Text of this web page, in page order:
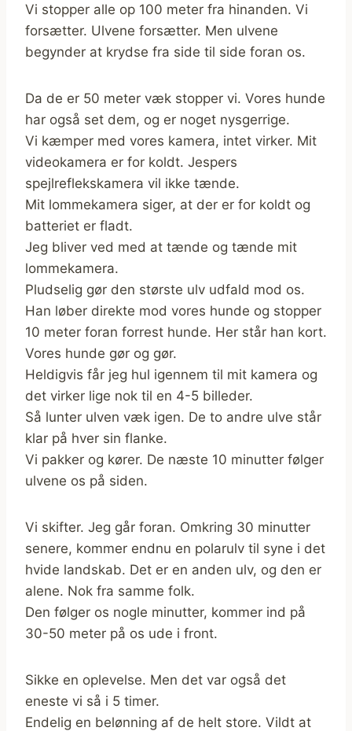
Vi stopper alle op 100 meter fra hinanden. Vi
forsætter. Ulvene forsætter. Men ulvene
begynder at krydse fra side til side foran os.
Da de er 50 meter væk stopper vi. Vores hunde
har også set dem, og er noget nysgerrige.
Vi kæmper med vores kamera, intet virker. Mit
videokamera er for koldt. Jespers
spejlreflekskamera vil ikke tænde.
Mit lommekamera siger, at der er for koldt og
batteriet er fladt.
Jeg bliver ved med at tænde og tænde mit
lommekamera.
Pludselig gør den største ulv udfald mod os.
Han løber direkte mod vores hunde og stopper
10 meter foran forrest hunde. Her står han kort.
Vores hunde gør og gør.
Heldigvis får jeg hul igennem til mit kamera og
det virker lige nok til en 4-5 billeder.
Så lunter ulven væk igen. De to andre ulve står
klar på hver sin flanke.
Vi pakker og kører. De næste 10 minutter følger
ulvene os på siden.
Vi skifter. Jeg går foran. Omkring 30 minutter
senere, kommer endnu en polarulv til syne i det
hvide landskab. Det er en anden ulv, og den er
alene. Nok fra samme folk.
Den følger os nogle minutter, kommer ind på
30-50 meter på os ude i front.
Sikke en oplevelse. Men det var også det
eneste vi så i 5 timer.
Endelig en belønning af de helt store. Vildt at